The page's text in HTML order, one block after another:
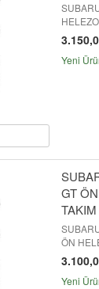
Yeni
GT
TAKIM
ÖN
Yeni